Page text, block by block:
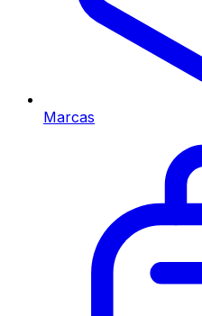
Marcas